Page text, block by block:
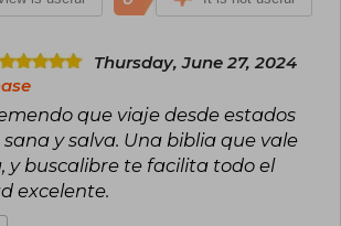
Thursday, June 27, 2024
que viaje desde estados
y salva. Una biblia que vale
y buscalibre te facilita todo el
excelente.